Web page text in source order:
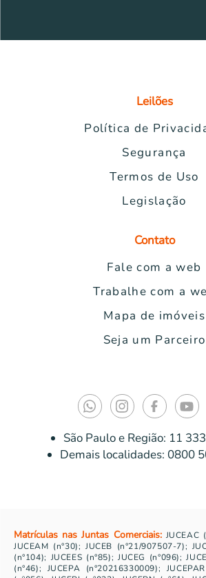
Leilões
Política de
Segurança
Termos de Uso
Legislação
Contato
Fale com a web
Trabalhe com a
Mapa de imóveis
Seja um Parceiro
São Paulo e Região: 11
Demais localidades: 0800
Matrículas nas Juntas Comerciais: JUCEAC
JUCEAM (n°30); JUCEB (n°21/907507-7);
(n°104); JUCEES (n°85); JUCEG (n°096);
(n°46); JUCEPA (n°20216330009);